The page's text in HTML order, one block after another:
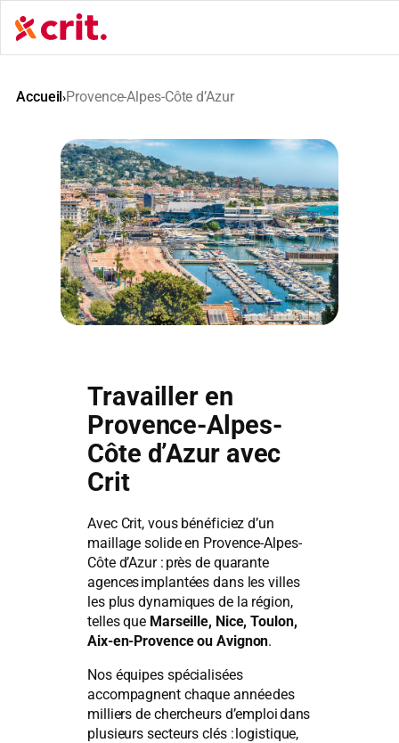
Aller
au
contenu
Accueil›Provence-Alpes-Côte d’Azur
Travailler en
Provence-Alpes-
Côte d’Azur avec
Crit
Avec Crit, vous bénéficiez d’un
maillage solide en Provence-Alpes-
Côte d’Azur : près de quarante
agences implantées dans les villes
les plus dynamiques de la région,
telles que Marseille, Nice, Toulon,
Aix-en-Provence ou Avignon.
Nos équipes spécialisées
accompagnent chaque année des
milliers de chercheurs d’emploi dans
plusieurs secteurs clés : logistique,